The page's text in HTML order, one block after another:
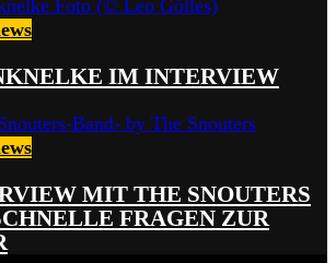
IM INTERVIEW
MIT THE SNOUTERS
FRAGEN ZUR